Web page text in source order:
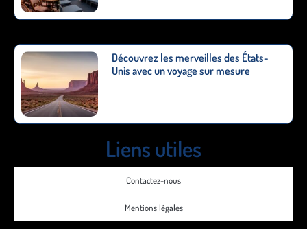
Découvrez les merveilles des États-
Unis avec un voyage sur mesure
Liens utiles
Contactez-nous
Mentions légales